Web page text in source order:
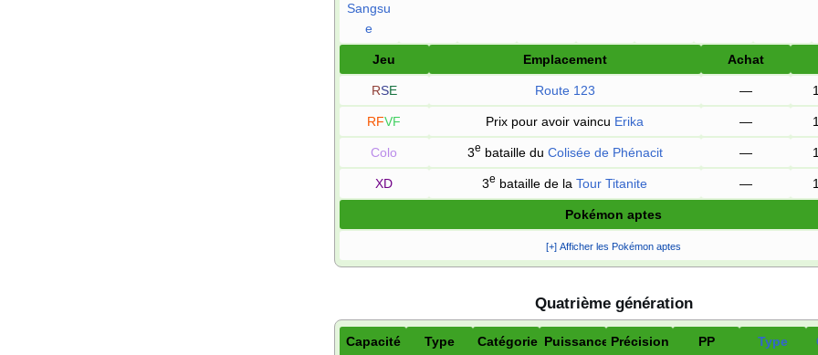
Sangsu
e
Jeu Emplacement Achat
RSE Route 123 —
RFVF Prix pour avoir vaincu Erika —
Colo 3e bataille du Colisée de Phénacit —
XD 3e bataille de laTour Titanite —
Pokémon aptes
[+] Afficher les Pokémon aptes
Quatrième génération
Capacité Type Catégorie Puissance Précision PP
Type